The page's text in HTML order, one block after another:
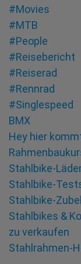
#Movies
#MTB
#People
#Reisebericht
#Reiserad
#Rennrad
#Singlespeed
BMX
Hey hier
Stahlbike-
Stahlbike-
Stahlbike-
Stahlbikes &
zu verkaufen
Stahlrahmen-